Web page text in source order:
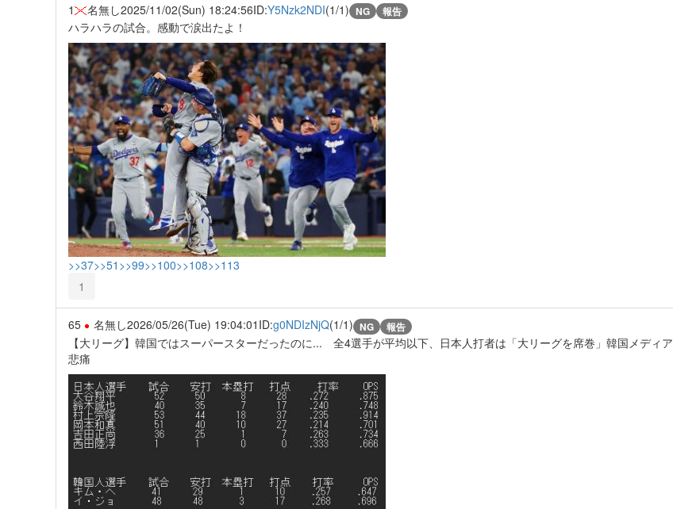
1
名無し2025/11/02(Sun) 18:24:56ID:Y5Nzk2NDI(1/1) NG 報告
ハラハラの試合。感動で涙出たよ！
>>37>>51 >>99>>100>>108>>113
1
65 名無し2026/05/26(Tue) 19:04:01 ID:g0NDIzNjQ(1/1) NG 報告
【大リーグ】韓国ではスーパースターだったのに... 全4選手が平均以下、日本人打者は「大リーグを席巻」韓国メディア
悲痛